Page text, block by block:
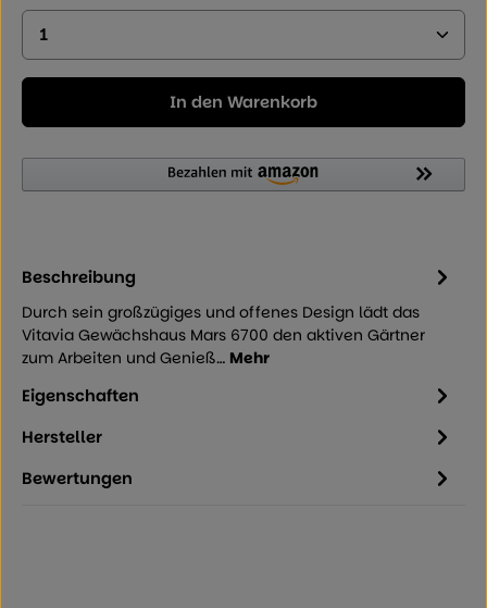
Produkt Anzahl: Geben Sie den gewünschten
In den Warenkorb
Beschreibung
Durch sein großzügiges und offenes Design lädt das
Vitavia Gewächshaus Mars 6700 den aktiven Gärtner
zum Arbeiten und Genieß… Mehr
Eigenschaften
Hersteller
Bewertungen